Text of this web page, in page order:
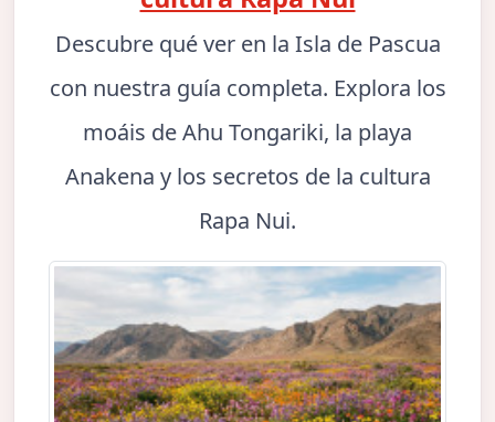
Descubre qué ver en la Isla de Pascua
con nuestra guía completa. Explora los
moáis de Ahu Tongariki, la playa
Anakena y los secretos de la cultura
Rapa Nui.